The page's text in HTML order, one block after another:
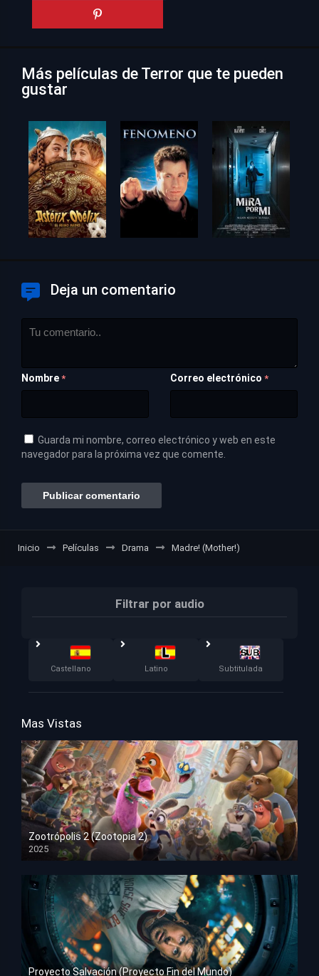
Más películas de Terror que te pueden
gustar
Deja un comentario
Nombre * Correo electrónico *
Guarda mi nombre, correo electrónico y web en este
navegador para la próxima vez que comente.
Inicio Películas Drama Madre! (Mother!)
Filtrar por audio
Castellano Latino Subtitulada
Mas Vistas
Zootrópolis 2 (Zootopia 2)
2025
HD 1080p
Proyecto Salvación (Proyecto Fin del Mundo)